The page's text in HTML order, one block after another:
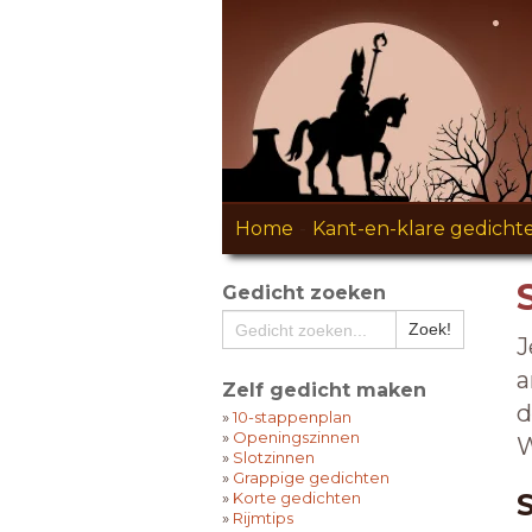
Home Kant-en-klare
Gedicht zoeken
Zelf gedicht maken
»10-stappenplan
» Openingszinnen
» Slotzinnen
» Grappige gedichten
» Korte gedichten
» Rijmtips